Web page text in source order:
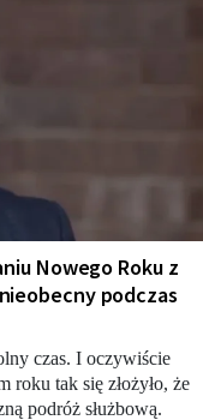
Nowego Roku z
podczas
czas. I oczywiście
tak się złożyło, że
podróż służbową.